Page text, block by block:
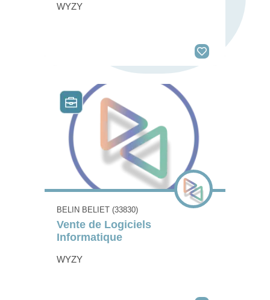
WYZY
BELIN BELIET (33830)
Vente de Logiciels
Informatique
WYZY